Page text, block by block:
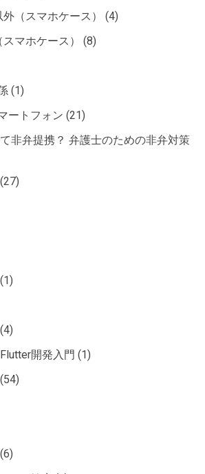
（スマホケース）
(4)
マホケース）
(8)
(1)
ートフォン (21)
非弁提携？ 弁護士のための非弁対策
(27)
(1)
(4)
開発入門 (1)
(54)
(6)